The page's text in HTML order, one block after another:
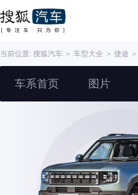
当前位置: 搜狐汽车 ＞ 车型大全 ＞ 捷途 ＞
车系首页 图片